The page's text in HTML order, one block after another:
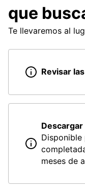
que
Te llevaremos al
Revisar
Disponible
meses de